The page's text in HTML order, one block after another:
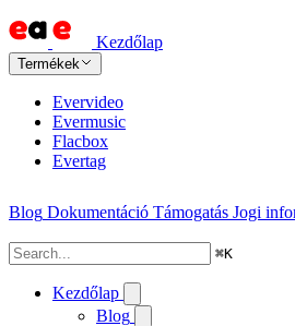
Kezdőlap
Termékek
Evervideo
Evermusic
Flacbox
Evertag
Blog Dokumentáció Támogatás Jogi
⌘K
Kezdőlap
Blog